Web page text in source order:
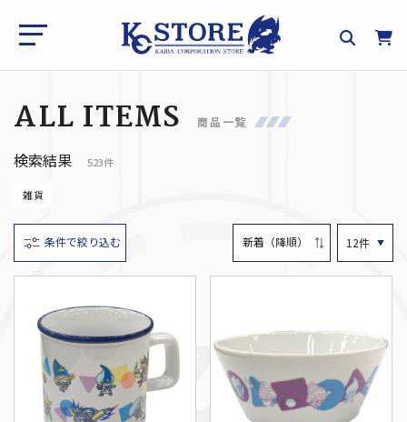
ALL ITEMS 商品一覧
検索結果 523件
雑貨
条件で絞り込む